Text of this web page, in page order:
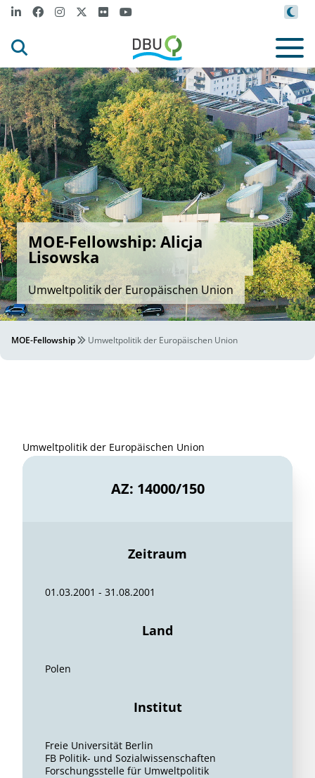
MOE-Fellowship: Alicja
Lisowska
Umweltpolitik der Europäischen Union
MOE-Fellowship Umweltpolitik der Europäischen Union
Umweltpolitik der Europäischen Union
AZ: 14000/150
Zeitraum
01.03.2001 - 31.08.2001
Land
Polen
Institut
Freie Universität Berlin
FB Politik- und Sozialwissenschaften
Forschungsstelle für Umweltpolitik